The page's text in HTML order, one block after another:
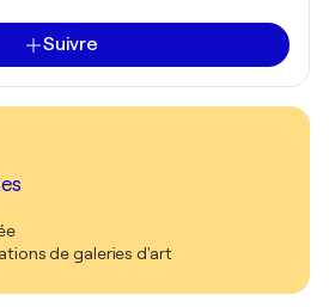
Suivre
de galeries d'art